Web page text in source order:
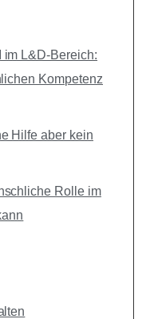
im L&D-Bereich:
Kompetenz
Hilfe aber kein
Rolle im